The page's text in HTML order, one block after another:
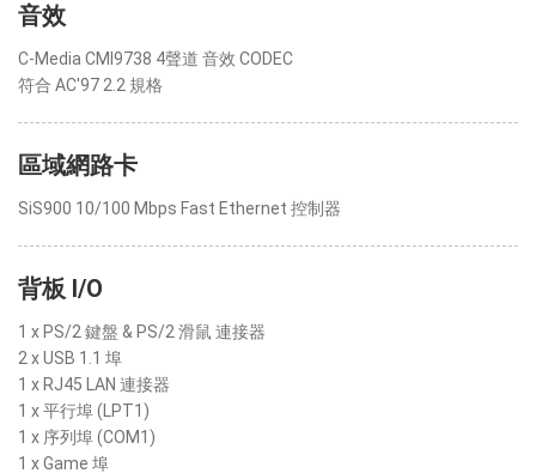
音效
C-Media CMI9738 4聲道 音效 CODEC
符合 AC'97 2.2 規格
區域網路卡
SiS900 10/100 Mbps Fast Ethernet 控制器
背板 I/O
1 x PS/2 鍵盤 & PS/2 滑鼠 連接器
2 x USB 1.1 埠
1 x RJ45 LAN 連接器
1 x 平行埠 (LPT1)
1 x 序列埠 (COM1)
1 x Game 埠